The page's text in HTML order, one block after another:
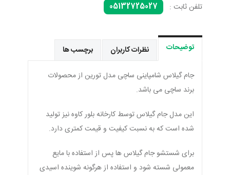
تلفن ثابت :
05132725027
توضیحات نظرات کاربران برچسب ها
جام گیلاس شامپاینی ساچی مدل تورین از محصولات
برند ساچی می باشد.
این مدل جام گیلاس توسط کارخانه بلور کاوه نیز تولید
شده است که به نسبت کیفیت و قیمت کمتری دارد.
برای شستشو جام گیلاس ها پس از استفاده با مایع
معمولی شسته شود و استفاده از هرگونه شوینده اسیدی